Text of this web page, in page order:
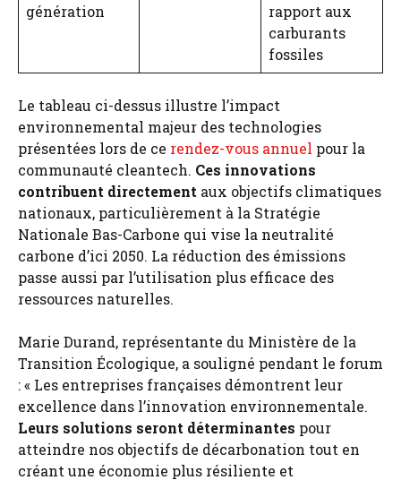
génération
rapport aux
carburants
fossiles
Le tableau ci-dessus illustre l’impact
environnemental majeur des technologies
présentées lors de ce rendez-vous annuel pour la
communauté cleantech. Ces innovations
contribuent directement aux objectifs climatiques
nationaux, particulièrement à la Stratégie
Nationale Bas-Carbone qui vise la neutralité
carbone d’ici 2050. La réduction des émissions
passe aussi par l’utilisation plus efficace des
ressources naturelles.
Marie Durand, représentante du Ministère de la
Transition Écologique, a souligné pendant le forum
: « Les entreprises françaises démontrent leur
excellence dans l’innovation environnementale.
Leurs solutions seront déterminantes pour
atteindre nos objectifs de décarbonation tout en
créant une économie plus résiliente et